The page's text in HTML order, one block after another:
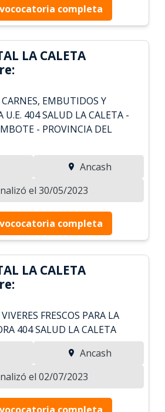
completa
LA CALETA
EMBUTIDOS Y
U.E. 404 SALUD LA CALETA -
- PROVINCIA DEL
Ancash
el 30/05/2023
completa
LA CALETA
FRESCOS PARA LA
404 SALUD LA CALETA
Ancash
el 02/07/2023